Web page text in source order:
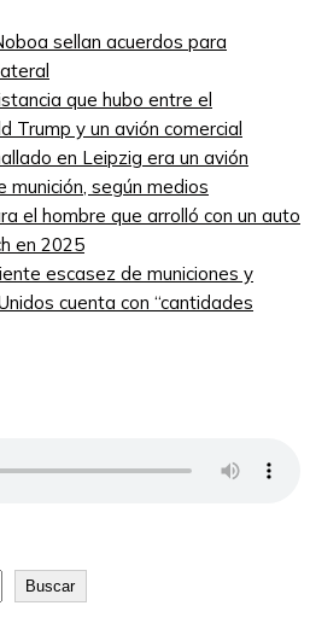
sellan acuerdos para
que hubo entre el
Trump y un avión comercial
en Leipzig era un avión
munición, según medios
el hombre que arrolló con un auto
en 2025
escasez de municiones y
cuenta con “cantidades
Buscar